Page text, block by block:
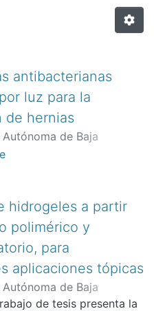
antibacterianas
luz para la
de hernias
de Baja
González Guerrero,
Kenia
hidrogeles a partir
polimérico y
para
aplicaciones tópicas
de Baja
Guerrero,
de tesis presenta la